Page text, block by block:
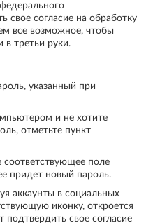
свое согласие на обработку
все возможное, чтобы
в третьи руки.
указанный при
и не хотите
отметьте пункт
соответствующее поле
придет новый пароль.
аккаунты в социальных
иконку, откроется
свое согласие